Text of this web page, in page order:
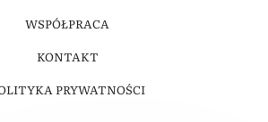
WSPÓŁPRACA
KONTAKT
PRYWATNOŚCI